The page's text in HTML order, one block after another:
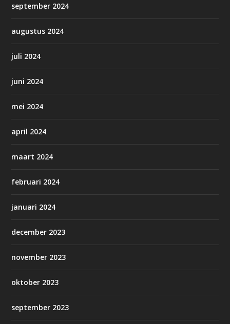
september 2024
augustus 2024
juli 2024
juni 2024
mei 2024
april 2024
maart 2024
februari 2024
januari 2024
december 2023
november 2023
oktober 2023
september 2023